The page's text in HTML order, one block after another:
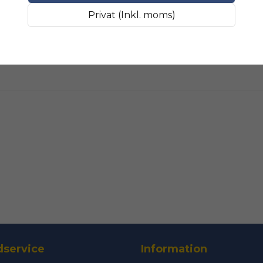
Fråga oss något om
Namn
SLIPMATERIAL Breda
Privat (Inkl. moms)
Information